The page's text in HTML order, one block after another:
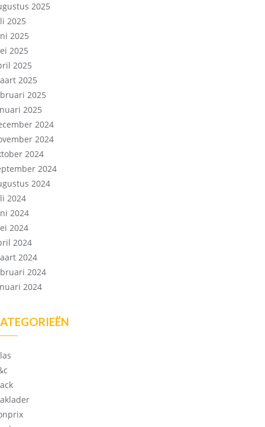
2025
2025
2025
2025
2025
2025
2025
2025
2024
2024
2024
2024
2024
2024
2024
2024
2024
2024
2024
2024